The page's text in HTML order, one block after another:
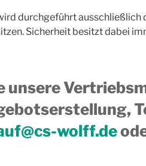
durchgeführt
Sicherheit besitzt dabei
unsere
wolff.de